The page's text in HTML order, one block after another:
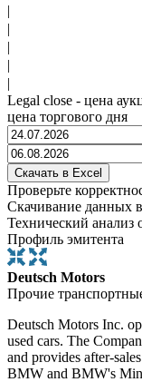
|
|
|
|
|
Legal close - цена
цена торгового дня
Проверьте
Скачивание данных
Технический анализ
Профиль эмитента
Deutsch Motors
Прочие
Deutsch Motors Inc.
used cars. The
and provides after-
BMW and BMW's